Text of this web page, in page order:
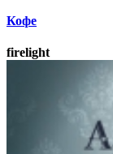
Кофе
firelight